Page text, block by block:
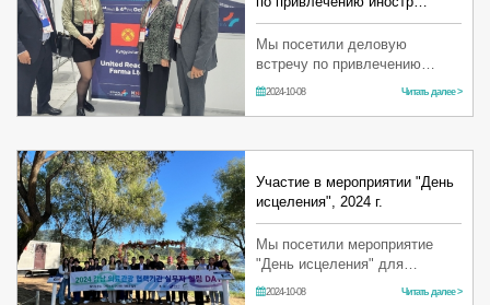
Мы посетили деловую
встречу по привлечению
иностранных пациентов,
2024-10-08 Читать далее >
Участие в мероприятии "День
исцеления", 2024 г.
Мы посетили мероприятие
"День исцеления" для
партнеров организации
2024-10-08 Читать далее >